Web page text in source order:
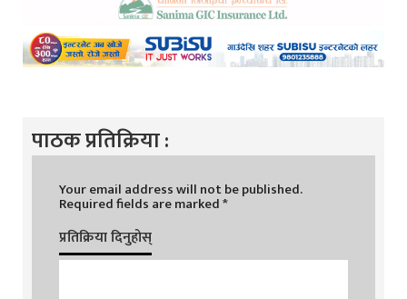
पाठक प्रतिक्रिया :
Your email address will not be published.
Required fields are marked*
प्रतिक्रिया दिनुहोस्